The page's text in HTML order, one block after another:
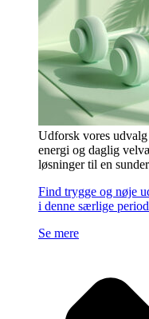
Udforsk vores
energi og daglig
løsninger til en
Find trygge og nøje
i denne særlige
Se mere